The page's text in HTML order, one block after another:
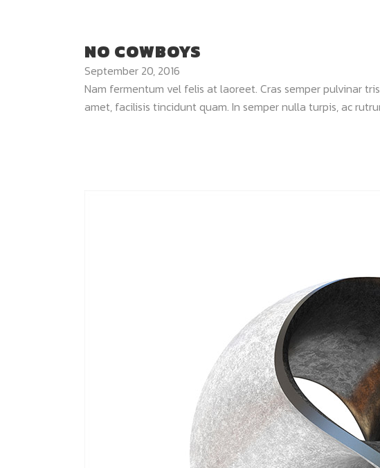
NO COWBOYS
September 20, 2016
Nam fermentum vel felis at laoreet. Cras semper pulvinar
amet, facilisis tincidunt quam. In semper nulla turpis, ac